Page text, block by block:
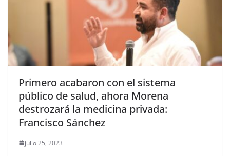
Primero acabaron con el sistema
público de salud, ahora Morena
destrozará la medicina privada:
Francisco Sánchez
julio 25, 2023